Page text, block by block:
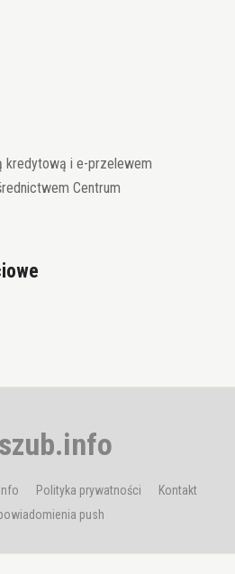
kredytową i e-przelewem
Centrum
Polityka prywatności
Kontakt
push